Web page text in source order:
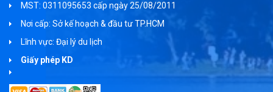
MST: 0311095653 cấp ngày 25/08/2011
Nơi cấp: Sở kế hoạch & đầu tư TP.HCM
Lĩnh vực: Đại lý du lịch
Giấy phép KD